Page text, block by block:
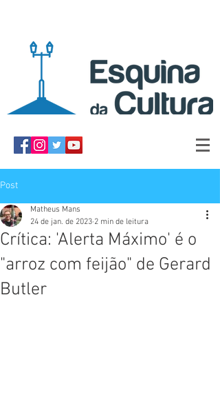
Post
Crítica: 'Alerta Máximo' é o
"arroz com feijão" de Gerard
Butler
Matheus Mans
24 de jan. de 2023 2 min de leitura